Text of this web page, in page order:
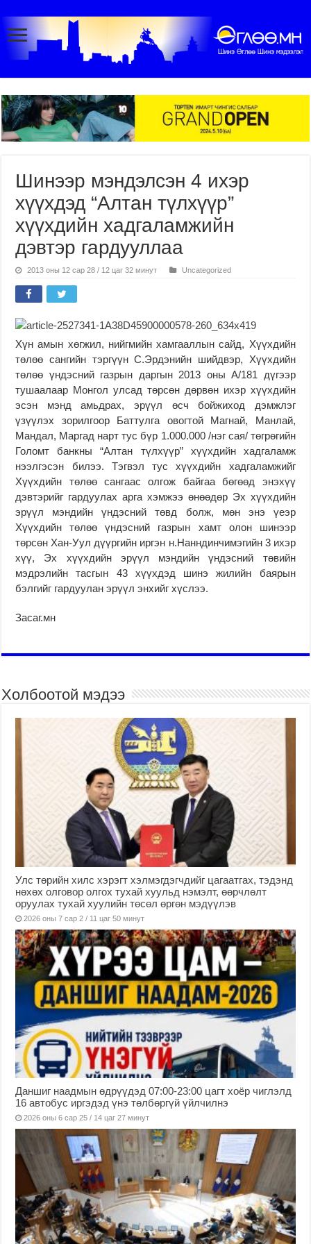
Шинээр мэндэлсэн 4 ихэр
хүүхдэд “Алтан түлхүүр”
хүүхдийн хадгаламжийн
дэвтэр гардууллаа
2013 оны 12 сар 28 / 12 цаг 32 минут Uncategorized
Хүн амын хөгжил, нийгмийн хамгааллын сайд, Хүүхдийн
төлөө сангийн тэргүүн С.Эрдэнийн шийдвэр, Хүүхдийн
төлөө үндэсний газрын даргын 2013 оны А/181 дүгээр
тушаалаар Монгол улсад төрсөн дөрвөн ихэр хүүхдийн
эсэн мэнд амьдрах, эрүүл өсч бойжиход дэмжлэг
үзүүлэх зорилгоор Баттулга овогтой Магнай, Манлай,
Мандал, Маргад нарт тус бүр 1.000.000 /нэг сая/ төгрөгийн
Голомт банкны “Алтан түлхүүр” хүүхдийн хадгаламж
нээлгэсэн билээ. Тэгвэл тус хүүхдийн хадгаламжийг
Хүүхдийн төлөө сангаас олгож байгаа бөгөөд энэхүү
дэвтэрийг гардуулах арга хэмжээ өнөөдөр Эх хүүхдийн
эрүүл мэндийн үндэсний төвд болж, мөн энэ үеэр
Хүүхдийн төлөө үндэсний газрын хамт олон шинээр
төрсөн Хан-Уул дүүргийн иргэн н.Нанндинчимэгийн 3 ихэр
хүү, Эх хүүхдийн эрүүл мэндийн үндэсний төвийн
мэдрэлийн тасгын 43 хүүхдэд шинэ жилийн баярын
бэлгийг гардуулан эрүүл энхийг хүслээ.
Засаг.мн
Холбоотой мэдээ
Улс төрийн хилс хэрэгт хэлмэгдэгчдийг цагаатгах, тэдэнд
нөхөх олговор олгох тухай хуульд нэмэлт, өөрчлөлт
оруулах тухай хуулийн төсөл өргөн мэдүүлэв
2026 оны 7 сар 2 / 11 цаг 50 минут
Даншиг наадмын өдрүүдэд 07:00-23:00 цагт хоёр чиглэлд
16 автобус иргэдэд үнэ төлбөргүй үйлчилнэ
2026 оны 6 сар 25 / 14 цаг 27 минут